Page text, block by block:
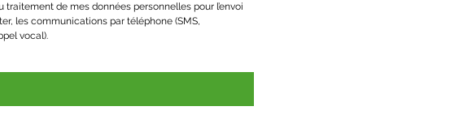
traitement de mes données personnelles pour l’envoi
les communications par téléphone (SMS,
vocal).